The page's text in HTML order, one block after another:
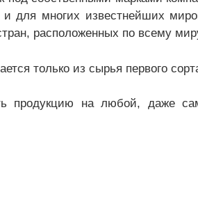
и для многих известнейших
расположенных по всему
только из сырья первого
продукцию на любой, даже